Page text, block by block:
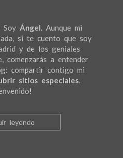
Soy Ángel. Aunque mi
si te cuento que soy
y de los geniales
comenzarás a entender
compartir contigo mi
sitios especiales.
leyendo